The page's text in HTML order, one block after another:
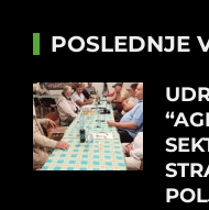
POSLEDNJE